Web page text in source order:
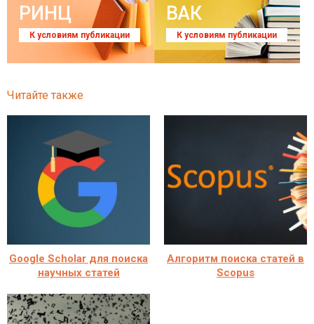
РИНЦ
К условиям публикации
ВАК
К условиям публикации
Читайте также
Google Scholar для поиска
научных статей
Алгоритм поиска статей в
Scopus